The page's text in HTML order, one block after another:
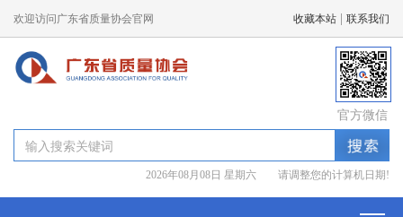
欢迎访问广东省质量协会官网 收藏本站 联系我们
官方微信
2026年08月08日 星期六 请调整您的计算机日期!